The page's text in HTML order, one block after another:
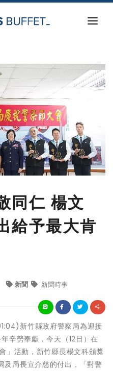
同仁 楊文
給予最大肯
新聞 新聞時事
新竹縣政府警察局為迎接
辛勞奉獻，今天（12日）在
」活動，新竹縣長楊文科頒獎
及局長宣介慈的付出，「對警